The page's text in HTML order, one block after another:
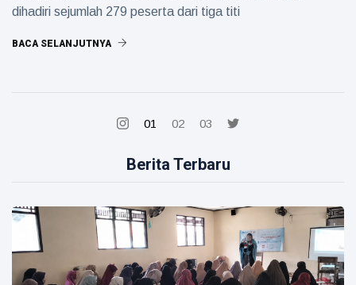
dihadiri sejumlah 279 peserta dari tiga titi
BACA SELANJUTNYA
01 02 03
Berita Terbaru